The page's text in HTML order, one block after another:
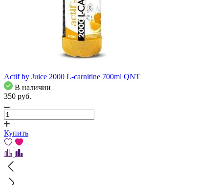
Actif by Juice 2000 L-carnitine 700ml QNT
В наличии
350 pуб.
Купить